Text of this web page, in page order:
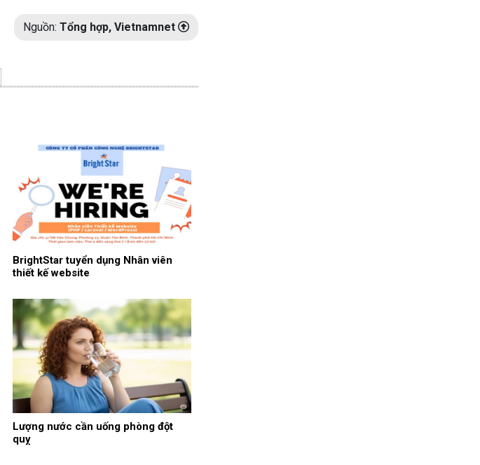
Nguồn: Tổng hợp, Vietnamnet
BrightStar tuyển dụng Nhân viên
thiết kế website
Lượng nước cần uống phòng đột
quỵ